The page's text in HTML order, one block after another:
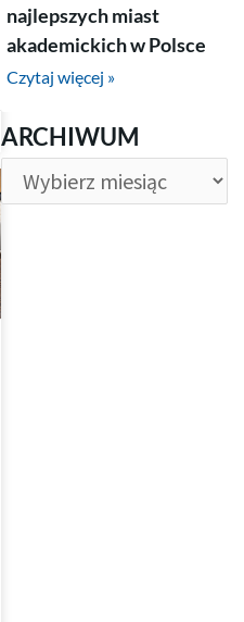
najlepszych miast
akademickich w Polsce
Czytaj więcej »
ARCHIWUM
ARCHIWUM